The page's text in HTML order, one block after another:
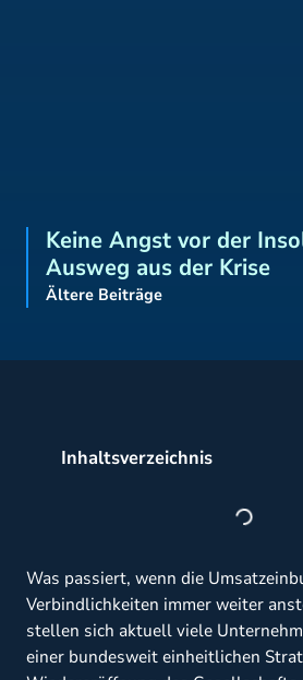
Keine Angst vor der
Ausweg aus der Krise
Ältere Beiträge
Inhaltsverzeichnis
Was passiert, wenn die
Verbindlichkeiten immer weiter
stellen sich aktuell viele
einer bundesweit einheitlichen